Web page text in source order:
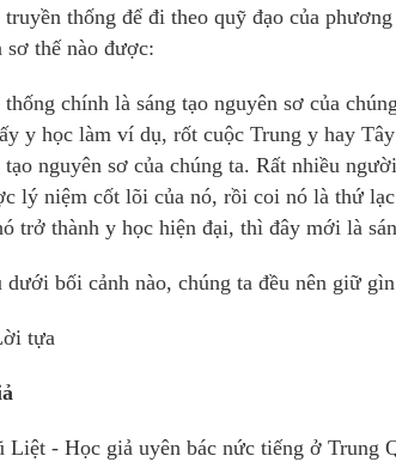
thống để đi theo quỹ đạo của
sơ thế nào được:
thống chính là sáng tạo nguyên sơ của
y học làm ví dụ, rốt cuộc Trung y hay
tạo nguyên sơ của chúng ta. Rất nhiều
lý niệm cốt lõi của nó, rồi coi nó là thứ
trở thành y học hiện đại, thì đây mới là
dưới bối cảnh nào, chúng ta đều nên giữ
tựa
Liệt - Học giả uyên bác nức tiếng ở Trung